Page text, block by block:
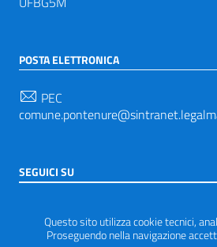
Questo sito utilizza cookie tecnici,
Proseguendo nella navigazione
POSTA ELETTRONICA
PEC
SEGUICI SU
ItaliaWP2
| Basato sul